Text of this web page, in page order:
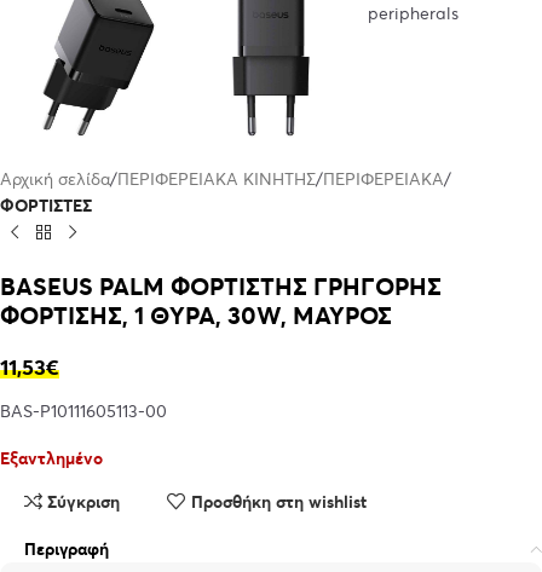
Αρχική σελίδα ΠΕΡΙΦΕΡΕΙΑΚΑ ΚΙΝΗΤΗΣ ΠΕΡΙΦΕΡΕΙΑΚΑ
ΦΟΡΤΙΣΤΕΣ
BASEUS PALM ΦΟΡΤΙΣΤΗΣ ΓΡΗΓΟΡΗΣ
ΦΟΡΤΙΣΗΣ, 1 ΘΥΡΑ, 30W, ΜΑΥΡΟΣ
11,53€
BAS-P10111605113-00
Εξαντλημένο
Σύγκριση
Προσθήκη στη wishlist
Περιγραφή